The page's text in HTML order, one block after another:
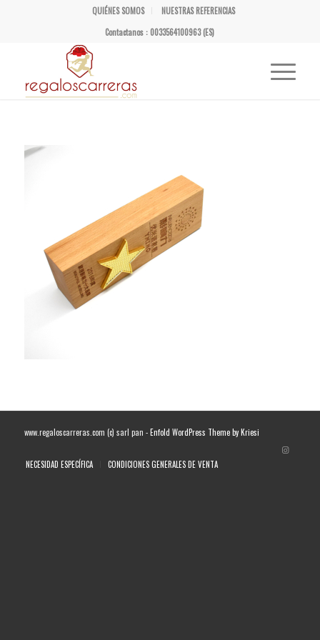
QUIÉNES SOMOS
NUESTRAS REFERENCIAS
Contactanos : 0033564100963 (ES)
www.regaloscarreras.com (c) sarl pan -Enfold WordPress Theme by Kriesi
NECESIDAD ESPECÍFICA CONDICIONES GENERALES DE VENTA